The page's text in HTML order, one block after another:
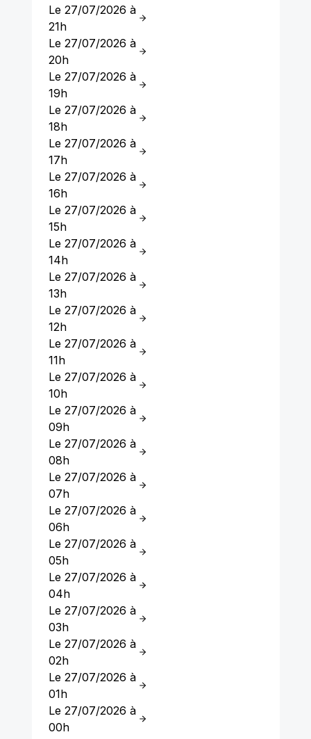
Le 27/07/2026 à
21h
Le 27/07/2026 à
20h
Le 27/07/2026 à
19h
Le 27/07/2026 à
18h
Le 27/07/2026 à
17h
Le 27/07/2026 à
16h
Le 27/07/2026 à
15h
Le 27/07/2026 à
14h
Le 27/07/2026 à
13h
Le 27/07/2026 à
12h
Le 27/07/2026 à
11h
Le 27/07/2026 à
10h
Le 27/07/2026 à
09h
Le 27/07/2026 à
08h
Le 27/07/2026 à
07h
Le 27/07/2026 à
06h
Le 27/07/2026 à
05h
Le 27/07/2026 à
04h
Le 27/07/2026 à
03h
Le 27/07/2026 à
02h
Le 27/07/2026 à
01h
Le 27/07/2026 à
00h